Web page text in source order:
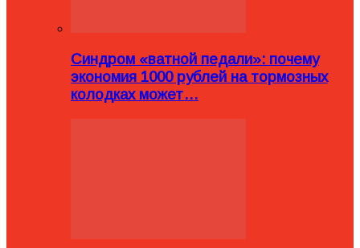
Синдром «ватной педали»: почему
экономия 1000 рублей на тормозных
колодках может…